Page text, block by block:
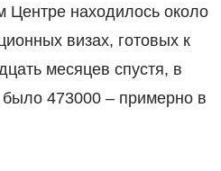
Центре находилось около
визах, готовых к
месяцев спустя, в
473000 – примерно в